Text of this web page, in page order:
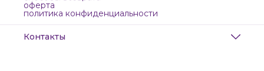
оферта
политика конфиденциальности
Контакты